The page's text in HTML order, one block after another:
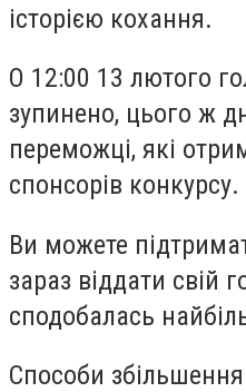
історією кохання.
О 12:00 13 лютого
зупинено, цього ж
переможці, які
спонсорів конкурсу.
Ви можете
зараз віддати свій
сподобалась
Способи збільшення